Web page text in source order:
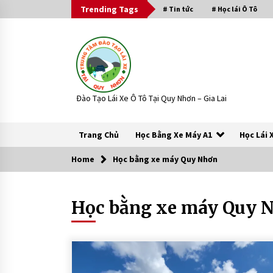
to
Trending Tags # Tin tức # Học lái Ô Tô
Đào Tạo Lái Xe Ô Tô Tại Quy Nhơn – Gia Lai
Trang Chủ Học Bằng Xe Máy A1 Học Lái
Trending Now
Quy Định Mới Về Thi Bằng Lái Xe
Tô, Ô Tô Từ Tháng 7 Năm 2026
3 Bước Học Nhanh 250 Câu Trắc
Nghiệm Luật Xe Máy
Home Học bằng xe máy Quy Nhơn
Học bằng xe máy Quy